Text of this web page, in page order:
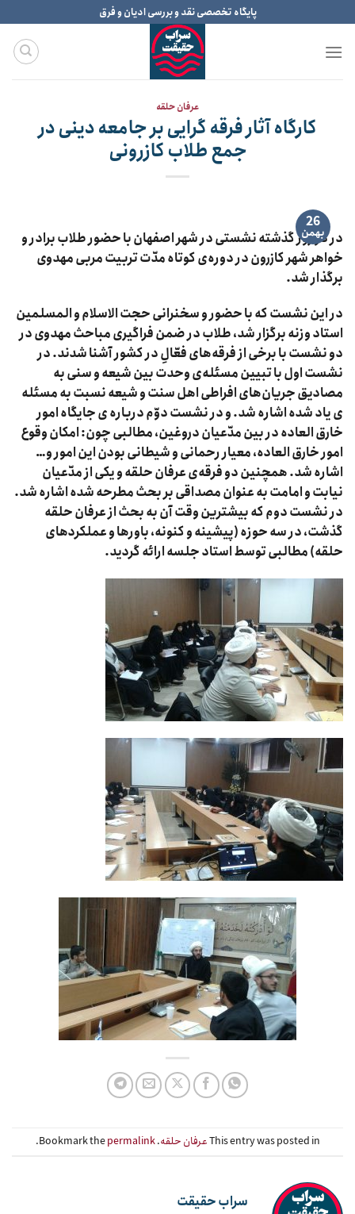
to
content
پایگاه تخصصی نقد و بررسی ادیان و فرق
عرفان حلقه
کارگاه آثار فرقه گرایی بر جامعه دینی در
جمع طلاب کازرونی
26
بهمن
در دو روز گذشته نشستی در شهر اصفهان با حضور طلاب برادر و
خواهر شهر کازرون در دوره‌ی کوتاه مدّت تربیت مربی مهدوی
برگذار شد.
در این نشست که با حضور و سخنرانی حجت الاسلام و المسلمین
استاد وزنه برگزار شد، طلاب در ضمن فراگیری مباحث مهدوی در
دو نشست با برخی از فرقه‌های فعّالِ در کشور آشنا شدند. در
نشست اول با تبیین مسئله‌ی وحدت بین شیعه و سنی به
مصادیق جریان‌های افراطی اهل سنت و شیعه نسبت به مسئله
ی یاد شده اشاره شد. و در نشست دوّم درباره ی جایگاه امور
خارق العاده در بین مدّعیان دروغین، مطالبی چون: امکان وقوع
امور خارق العاده، معیار رحمانی و شیطانی بودن این امور و…
اشاره شد. همچنین دو فرقه‌ی عرفان حلقه و یکی از مدّعیان
نیابت و امامت به عنوان مصداقی بر بحث مطرحه شده اشاره شد.
در نشست دوم که بیشترین وقت آن به بحث از عرفان حلقه
گذشت، در سه حوزه (پیشینه و کنونه، باورها و عملکردهای
حلقه) مطالبی توسط استاد جلسه ارائه گردید.
This entry was posted inعرفان حلقه. Bookmark the
permalink
.
سراب حقیقت